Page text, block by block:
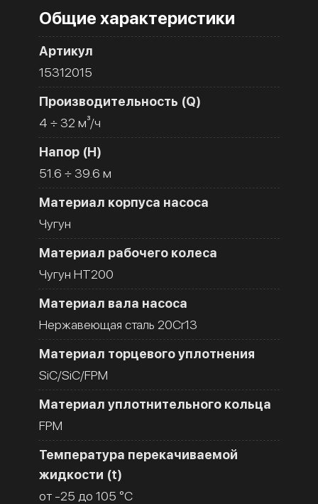
Общие характеристики
Артикул
15312015
Производительность (Q)
4 ÷ 32 м³/ч
Напор (H)
51.6 ÷ 39.6 м
Материал корпуса насоса
Чугун
Материал рабочего колеса
Чугун HT200
Материал вала насоса
Нержавеющая сталь 20Cr13
Материал торцевого уплотнения
SiC/SiC/FPM
Материал уплотнительного кольца
FPM
Температура перекачиваемой
жидкости (t)
от -25 до 105 °C